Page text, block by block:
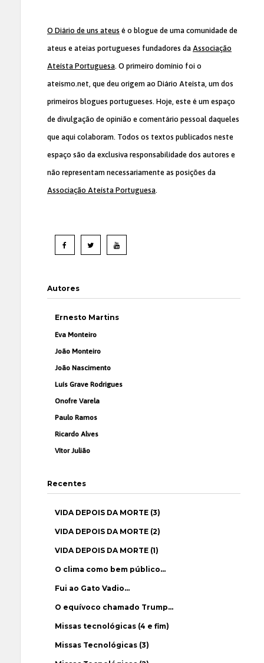
O Diário de uns ateus é o blogue de uma comunidade de
ateus e ateias portugueses fundadores da Associação
Ateísta Portuguesa. O primeiro domínio foi o
ateismo.net, que deu origem ao Diário Ateísta, um dos
primeiros blogues portugueses. Hoje, este é um espaço
de divulgação de opinião e comentário pessoal daqueles
que aqui colaboram. Todos os textos publicados neste
espaço são da exclusiva responsabilidade dos autores e
não representam necessariamente as posições da
Associação Ateísta Portuguesa.
Autores
Ernesto Martins
Eva Monteiro
João Monteiro
João Nascimento
Luís Grave Rodrigues
Onofre Varela
Paulo Ramos
Ricardo Alves
Vítor Julião
Recentes
VIDA DEPOIS DA MORTE (3)
VIDA DEPOIS DA MORTE (2)
VIDA DEPOIS DA MORTE (1)
O clima como bem público…
Fui ao Gato Vadio…
O equívoco chamado Trump…
Missas tecnológicas (4 e fim)
Missas Tecnológicas (3)